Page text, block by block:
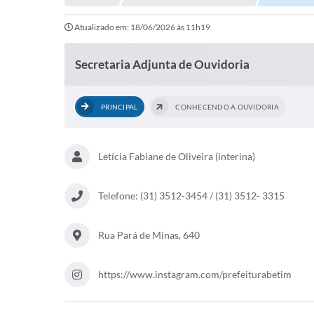
Atualizado em: 18/06/2026 às 11h19
Secretaria Adjunta de Ouvidoria
PRINCIPAL CONHECENDO A OUVIDORIA
Letícia Fabiane de Oliveira (interina)
Telefone: (31) 3512-3454 / (31) 3512- 3315
Rua Pará de Minas, 640
https://www.instagram.com/prefeiturabetim